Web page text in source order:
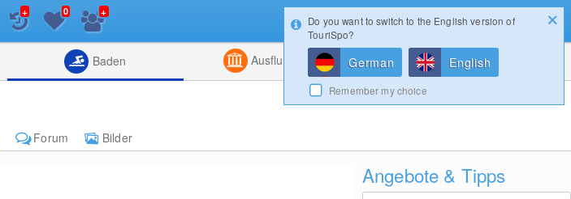
Listenansicht
Kombiniert
+ 0 +
Baden Ausflugsziele Magazin
Forum
Bilder
Angebote & Tipps
Login
Do you want to switch to the English version of
TouriSpo?
German English
Remember my choice
Konfigurator Gewinnspiele